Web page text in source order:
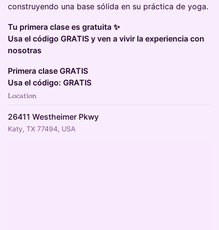
construyendo una base sólida en su práctica de yoga.
Tu primera clase es gratuita ✨
Usa el código GRATIS y ven a vivir la experiencia con
nosotras
Primera clase GRATIS
Usa el código: GRATIS
Location
26411 Westheimer Pkwy
Katy, TX 77494, USA